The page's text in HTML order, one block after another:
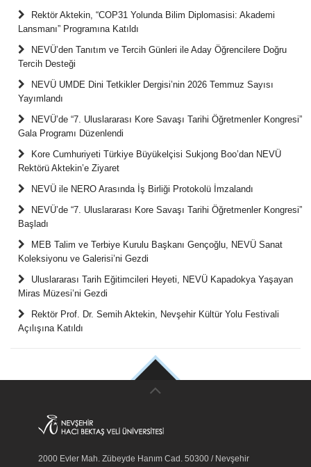
Rektör Aktekin, “COP31 Yolunda Bilim Diplomasisi: Akademi
Lansmanı” Programına Katıldı
NEVÜ’den Tanıtım ve Tercih Günleri ile Aday Öğrencilere Doğru
Tercih Desteği
NEVÜ UMDE Dini Tetkikler Dergisi’nin 2026 Temmuz Sayısı
Yayımlandı
NEVÜ’de “7. Uluslararası Kore Savaşı Tarihi Öğretmenler Kongresi”
Gala Programı Düzenlendi
Kore Cumhuriyeti Türkiye Büyükelçisi Sukjong Boo’dan NEVÜ
Rektörü Aktekin’e Ziyaret
NEVÜ ile NERO Arasında İş Birliği Protokolü İmzalandı
NEVÜ’de “7. Uluslararası Kore Savaşı Tarihi Öğretmenler Kongresi”
Başladı
MEB Talim ve Terbiye Kurulu Başkanı Gençoğlu, NEVÜ Sanat
Koleksiyonu ve Galerisi’ni Gezdi
Uluslararası Tarih Eğitimcileri Heyeti, NEVÜ Kapadokya Yaşayan
Miras Müzesi’ni Gezdi
Rektör Prof. Dr. Semih Aktekin, Nevşehir Kültür Yolu Festivali
Açılışına Katıldı
2000 Evler Mah. Zübeyde Hanım Cad. 50300 / Nevşehir